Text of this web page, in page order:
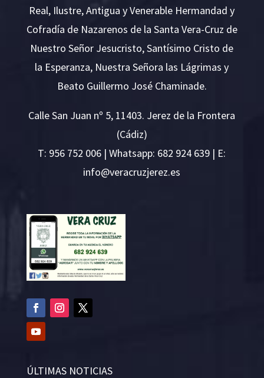
Real, Ilustre, Antigua y Venerable Hermandad y
Cofradía de Nazarenos de la Santa Vera-Cruz de
Nuestro Señor Jesucristo, Santísimo Cristo de
la Esperanza, Nuestra Señora las Lágrimas y
Beato Guillermo José Chaminade.
Calle San Juan nº 5, 11403. Jerez de la Frontera
(Cádiz)
T: 956 752 006 | Whatsapp: 682 924 639 | E:
se.ze
rejzu
rcare
v@ofn
i
ÚLTIMAS NOTICIAS